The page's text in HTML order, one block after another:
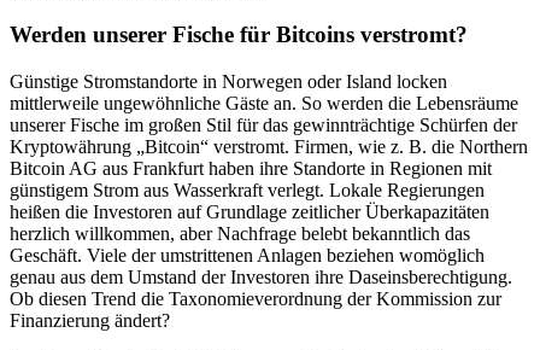
Werden unserer Fische für Bitcoins verstromt?
Günstige Stromstandorte in Norwegen oder Island locken
mittlerweile ungewöhnliche Gäste an. So werden die Lebensräume
unserer Fische im großen Stil für das gewinnträchtige Schürfen der
Kryptowährung „Bitcoin“ verstromt. Firmen, wie z. B. die Northern
Bitcoin AG aus Frankfurt haben ihre Standorte in Regionen mit
günstigem Strom aus Wasserkraft verlegt. Lokale Regierungen
heißen die Investoren auf Grundlage zeitlicher Überkapazitäten
herzlich willkommen, aber Nachfrage belebt bekanntlich das
Geschäft. Viele der umstrittenen Anlagen beziehen womöglich
genau aus dem Umstand der Investoren ihre Daseinsberechtigung.
Ob diesen Trend die Taxonomieverordnung der Kommission zur
Finanzierung ändert?